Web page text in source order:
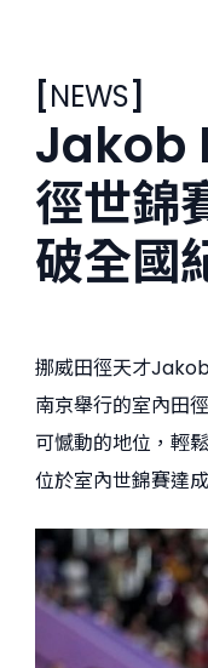
NEWS
Jakob
徑世錦
破全國
挪威田徑天才
南京舉行的室內田
可憾動的地位，輕
位於室內世錦賽達